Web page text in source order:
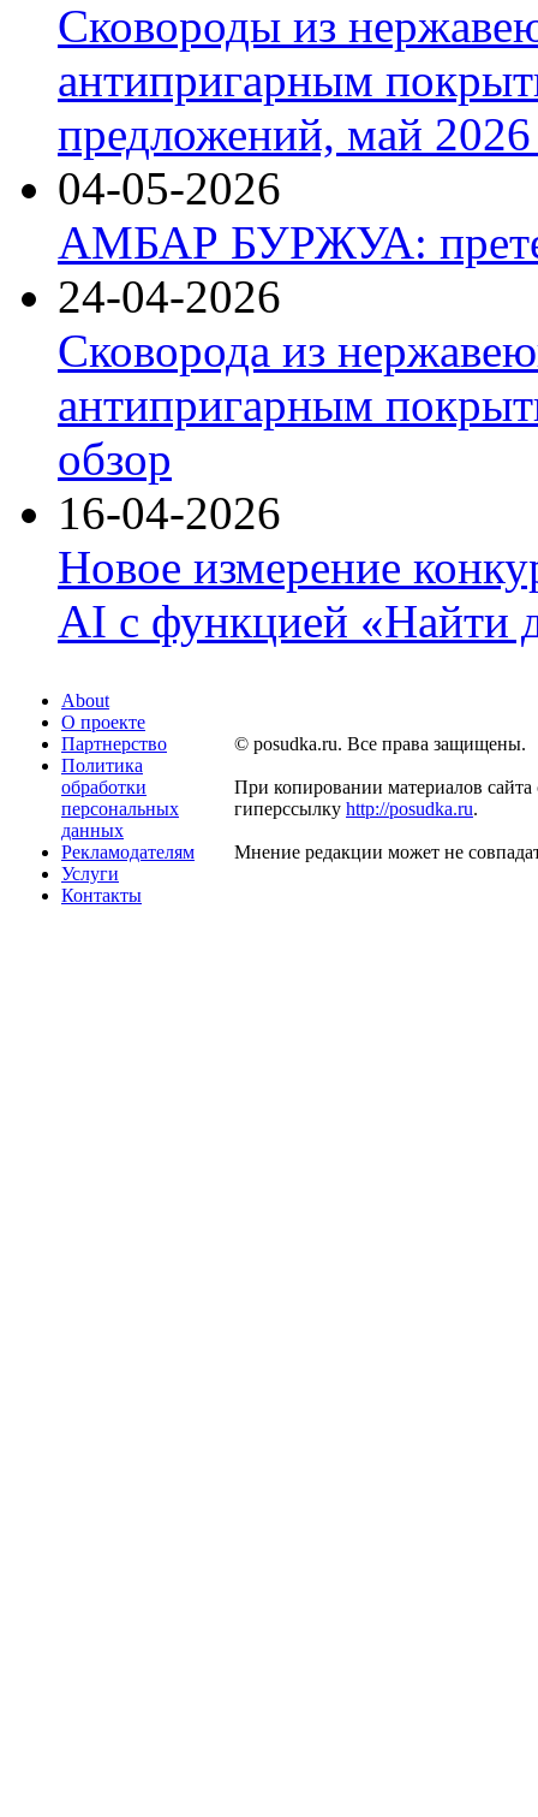
Сковороды из
антипригарным
предложений, май 2026
04-05-2026
АМБАР БУРЖУА:
24-04-2026
Сковорода из
антипригарным
обзор
16-04-2026
Новое измерение
AI с функцией «Найти
About
О проекте
Партнерство
Политика
обработки
персональных
данных
Рекламодателям
Услуги
Контакты
© posudka.ru. Все права защищены.
При копировании материалов сайта
гиперссылку http://posudka.ru.
Мнение редакции может не